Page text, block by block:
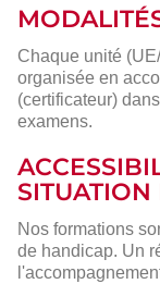
Chaque unité
organisée en
(certificateur)
examens.
Nos formations
de handicap. Un